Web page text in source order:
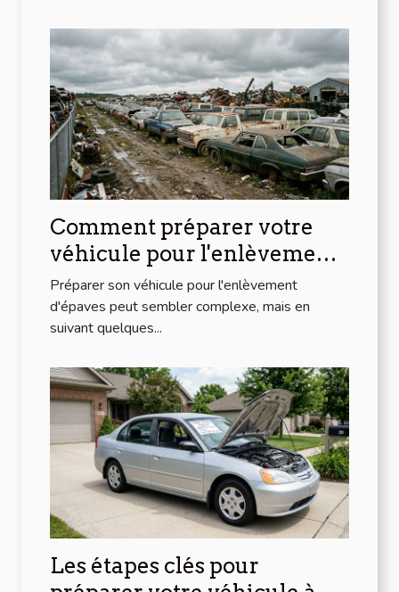
Comment préparer votre
véhicule pour l'enlèvement
d'épaves ?
Préparer son véhicule pour l'enlèvement
d'épaves peut sembler complexe, mais en
suivant quelques...
Les étapes clés pour